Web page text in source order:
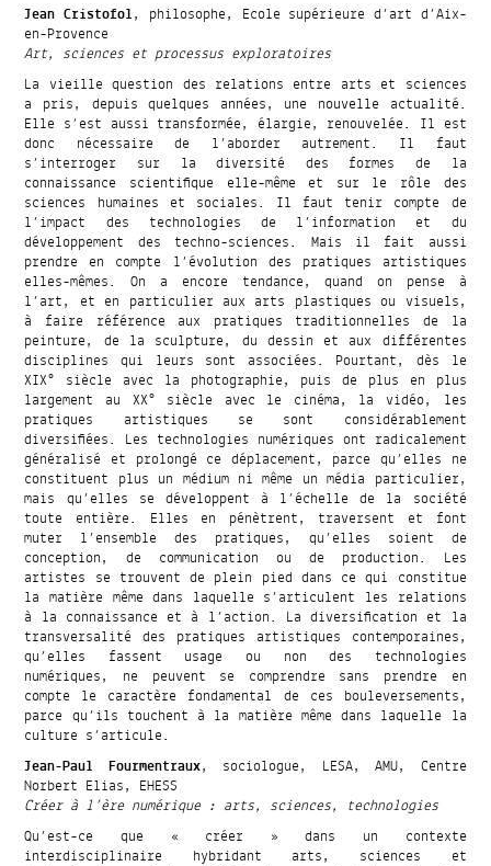
Jean Cristofol, philosophe, Ecole supérieure d’art d’Aix-
en-Provence
Art, sciences et processus exploratoires
La vieille question des relations entre arts et sciences
a pris, depuis quelques années, une nouvelle actualité.
Elle s’est aussi transformée, élargie, renouvelée. Il est
donc nécessaire de l’aborder autrement. Il faut
s’interroger sur la diversité des formes de la
connaissance scientifique elle-même et sur le rôle des
sciences humaines et sociales. Il faut tenir compte de
l’impact des technologies de l’information et du
développement des techno-sciences. Mais il fait aussi
prendre en compte l’évolution des pratiques artistiques
elles-mêmes. On a encore tendance, quand on pense à
l’art, et en particulier aux arts plastiques ou visuels,
à faire référence aux pratiques traditionnelles de la
peinture, de la sculpture, du dessin et aux différentes
disciplines qui leurs sont associées. Pourtant, dès le
XIX° siècle avec la photographie, puis de plus en plus
largement au XX° siècle avec le cinéma, la vidéo, les
pratiques artistiques se sont considérablement
diversifiées. Les technologies numériques ont radicalement
généralisé et prolongé ce déplacement, parce qu’elles ne
constituent plus un médium ni même un média particulier,
mais qu’elles se développent à l’échelle de la société
toute entière. Elles en pénètrent, traversent et font
muter l’ensemble des pratiques, qu’elles soient de
conception, de communication ou de production. Les
artistes se trouvent de plein pied dans ce qui constitue
la matière même dans laquelle s’articulent les relations
à la connaissance et à l’action. La diversification et la
transversalité des pratiques artistiques contemporaines,
qu’elles fassent usage ou non des technologies
numériques, ne peuvent se comprendre sans prendre en
compte le caractère fondamental de ces bouleversements,
parce qu’ils touchent à la matière même dans laquelle la
culture s’articule.
Jean-Paul Fourmentraux, sociologue, LESA, AMU, Centre
Norbert Elias, EHESS
Créer à l’ère numérique : arts, sciences, technologies
Qu’est-ce que « créer » dans un contexte
interdisciplinaire hybridant arts, sciences et